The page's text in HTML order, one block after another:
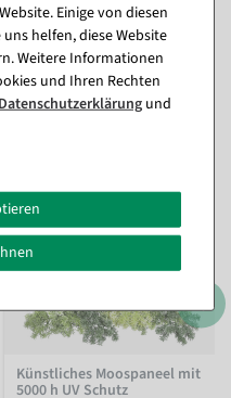
diesem Produkt
Künstliches Moospaneel mit
5000 h UV Schutz
Einige von diesen
helfen, diese Website
Weitere Informationen
und Ihren Rechten
und